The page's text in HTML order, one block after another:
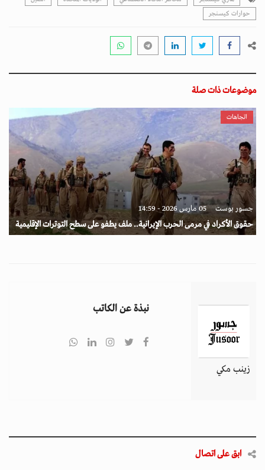
حوارات كيسنجر
موضوعات ذات صلة
اتجاهات
جسور بوست 05 مارس 2026 - 14:59
حقوق الأكراد في مرمى الحرب الإيرانية.. ملف يطفو على سطح التوترات الإقليمية
زينب مكي
نبذة عن الكاتب
ابق على اتصال